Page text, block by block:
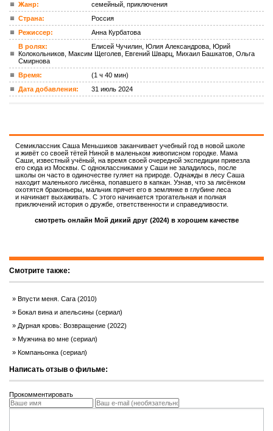
ком.
Жанр:
семейный, приключения
Страна:
Россия
Режиссер:
Анна Курбатова
В ролях:
Елисей Чучилин, Юлия Александрова, Юрий
Колокольников, Максим Щеголев, Евгений Шварц, Михаил Башкатов, Ольга
Смирнова
Время:
(1 ч 40 мин)
Дата добавления:
31 июль 2024
Семиклассник Саша Меньшиков заканчивает учебный год в новой школе
и живёт со своей тётей Ниной в маленьком живописном городке. Мама
Саши, известный учёный, на время своей очередной экспедиции привезла
его сюда из Москвы. С одноклассниками у Саши не заладилось, после
школы он часто в одиночестве гуляет на природе. Однажды в лесу Саша
находит маленького лисёнка, попавшего в капкан. Узнав, что за лисёнком
охотятся браконьеры, мальчик прячет его в землянке в глубине леса
и начинает выхаживать. С этого начинается трогательная и полная
приключений история о дружбе, ответственности и справедливости.
смотреть онлайн Мой дикий друг (2024) в хорошем качестве
Смотрите также:
Впусти меня. Сага (2010)
Бокал вина и апельсины (сериал)
Дурная кровь: Возвращение (2022)
Мужчина во мне (сериал)
Компаньонка (сериал)
Написать отзыв о фильме:
Прокомментировать